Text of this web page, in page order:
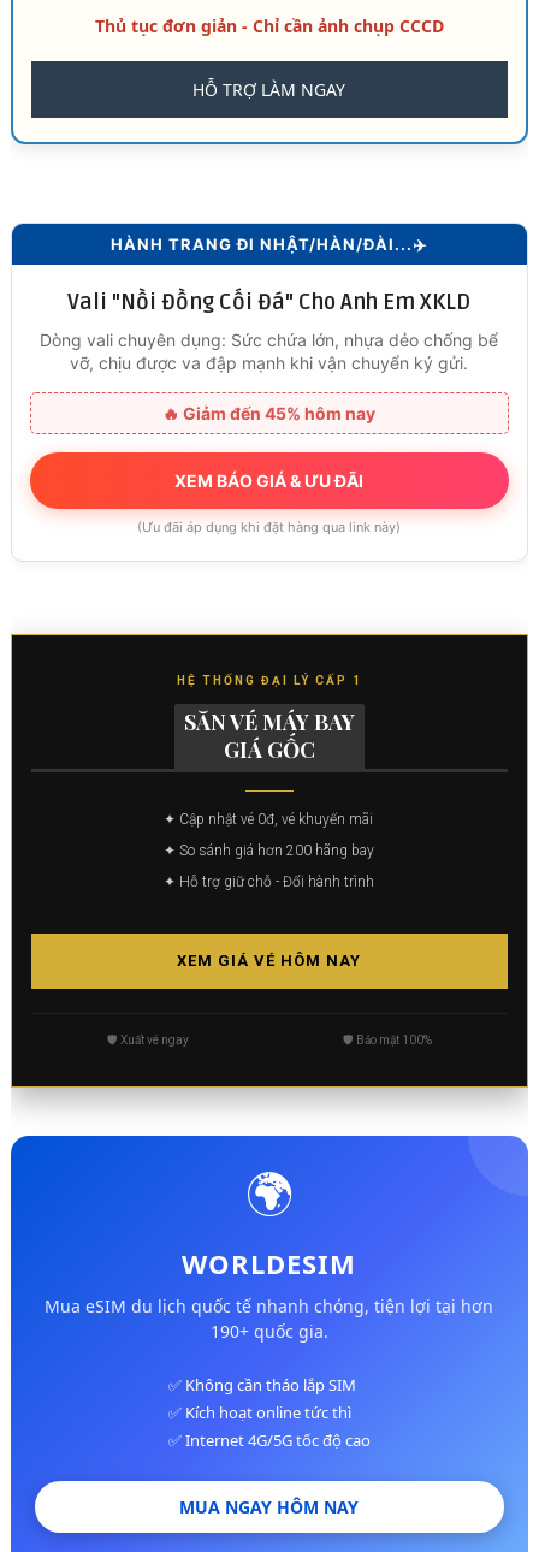
Thủ tục đơn giản - Chỉ cần ảnh chụp CCCD
HỖ TRỢ LÀM NGAY
HÀNH TRANG ĐI NHẬT/HÀN/ĐÀI...✈️
Vali "Nồi Đồng Cối Đá" Cho Anh Em XKLD
Dòng vali chuyên dụng: Sức chứa lớn, nhựa dẻo chống bể
vỡ, chịu được va đập mạnh khi vận chuyển ký gửi.
🔥 Giảm đến 45% hôm nay
XEM BÁO GIÁ & ƯU ĐÃI
(Ưu đãi áp dụng khi đặt hàng qua link này)
HỆ THỐNG ĐẠI LÝ CẤP 1
SĂN VÉ MÁY BAY
GIÁ GỐC
✦ Cập nhật vé 0đ, vé khuyến mãi
✦ So sánh giá hơn 200 hãng bay
✦ Hỗ trợ giữ chỗ - Đổi hành trình
XEM GIÁ VÉ HÔM NAY
🛡️ Xuất vé ngay 🛡️ Bảo mật 100%
🌍
WORLDESIM
Mua eSIM du lịch quốc tế nhanh chóng, tiện lợi tại hơn
190+ quốc gia.
✅ Không cần tháo lắp SIM
✅ Kích hoạt online tức thì
✅ Internet 4G/5G tốc độ cao
MUA NGAY HÔM NAY